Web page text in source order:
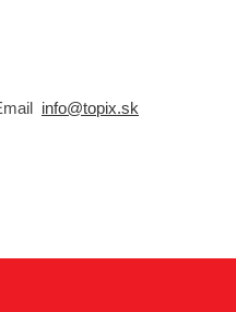
info@topix.sk